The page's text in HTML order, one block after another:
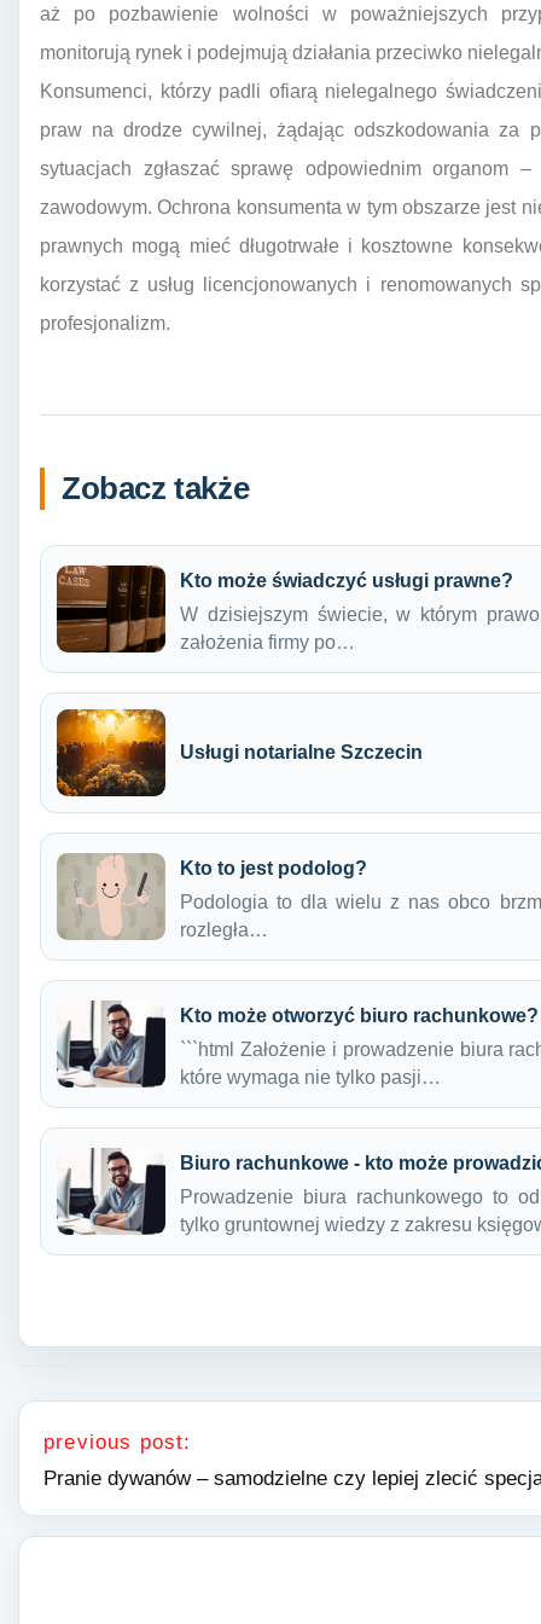
aż po pozbawienie wolności w poważniejszych
monitorują rynek i podejmują działania przeciwko
Konsumenci, którzy padli ofiarą nielegalnego
praw na drodze cywilnej, żądając odszkodowania za
sytuacjach zgłaszać sprawę odpowiednim organom
zawodowym. Ochrona konsumenta w tym obszarze jest
prawnych mogą mieć długotrwałe i kosztowne
korzystać z usług licencjonowanych i renomowanych
profesjonalizm.
Zobacz także
Kto może świadczyć usługi prawne?
W dzisiejszym świecie, w którym
założenia firmy po…
Usługi notarialne Szczecin
Kto to jest podolog?
Podologia to dla wielu z nas obco
rozległa…
Kto może otworzyć biuro rachunkowe?
```html Założenie i prowadzenie biura
które wymaga nie tylko pasji…
Biuro rachunkowe - kto może
Prowadzenie biura rachunkowego to
tylko gruntownej wiedzy z zakresu
Nawigacja wpisu
previous post:
Pranie dywanów – samodzielne czy lepiej zlecić